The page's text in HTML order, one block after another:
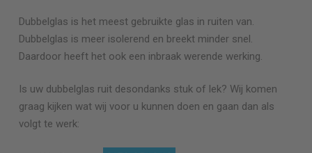
Dubbelglas is het meest gebruikte glas in ruiten van.
Dubbelglas is meer isolerend en breekt minder snel.
Daardoor heeft het ook een inbraak werende werking.
Is uw dubbelglas ruit desondanks stuk of lek? Wij komen
graag kijken wat wij voor u kunnen doen en gaan dan als
volgt te werk: